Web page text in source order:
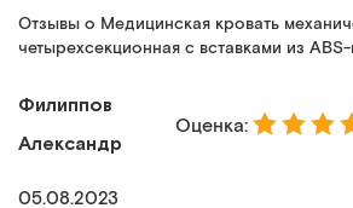
Отзывы о Медицинская кровать
четырехсекционная с вставками из
Филиппов
Александр
Оценка:
05.08.2023